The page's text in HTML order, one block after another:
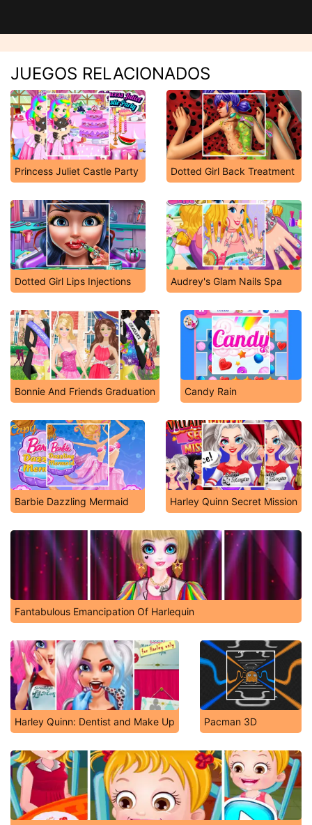
JUEGOS RELACIONADOS
Princess Juliet Castle Party Dotted Girl Back Treatment
Dotted Girl Lips Injections Audrey's Glam Nails Spa
Bonnie And Friends Graduation Candy Rain
Barbie Dazzling Mermaid Harley Quinn Secret Mission
Fantabulous Emancipation Of Harlequin
Harley Quinn: Dentist and Make Up Pacman 3D